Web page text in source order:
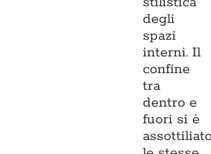
degli
spazi
interni. Il
confine
tra
dentro e
fuori si è